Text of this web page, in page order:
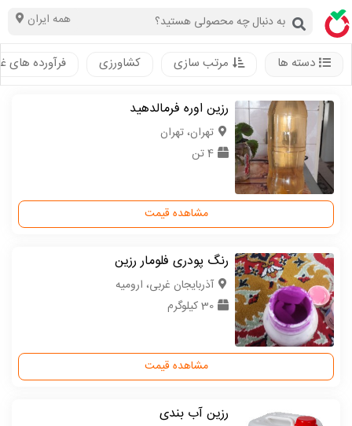
همه ایران
دسته ها مرتب سازی کشاورزی فرآورده های
رزین اوره فرمالدهید
تهران، تهران
4 تن
مشاهده قیمت
رنگ پودری فلومار رزین
آذربایجان غربی، ارومیه
30 کیلوگرم
مشاهده قیمت
رزین آب بندی